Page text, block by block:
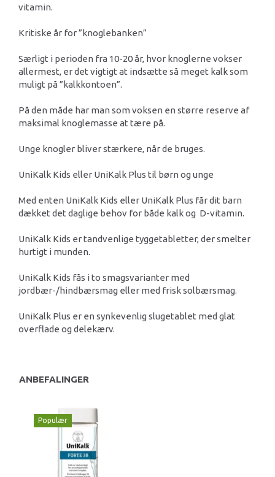
vitamin.
Kritiske år for ”knoglebanken”
Særligt i perioden fra 10-20 år, hvor knoglerne vokser
allermest, er det vigtigt at indsætte så meget kalk som
muligt på ”kalkkontoen”.
På den måde har man som voksen en større reserve af
maksimal knoglemasse at tære på.
Unge knogler bliver stærkere, når de bruges.
UniKalk Kids eller UniKalk Plus til børn og unge
Med enten UniKalk Kids eller UniKalk Plus får dit barn
dækket det daglige behov for både kalk og D-vitamin.
UniKalk Kids er tandvenlige tyggetabletter, der smelter
hurtigt i munden.
UniKalk Kids fås i to smagsvarianter med
jordbær-/hindbærsmag eller med frisk solbærsmag.
UniKalk Plus er en synkevenlig slugetablet med glat
overflade og delekærv.
ANBEFALINGER
Populær